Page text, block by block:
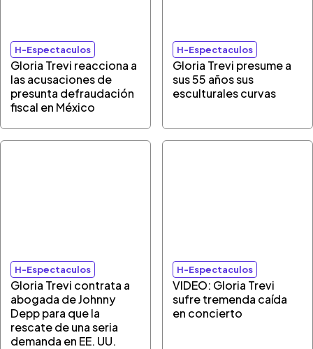
H-Espectaculos
Gloria Trevi reacciona a
las acusaciones de
presunta defraudación
fiscal en México
H-Espectaculos
Gloria Trevi presume a
sus 55 años sus
esculturales curvas
H-Espectaculos
Gloria Trevi contrata a
abogada de Johnny
Depp para que la
rescate de una seria
demanda en EE. UU.
H-Espectaculos
VIDEO: Gloria Trevi
sufre tremenda caída
en concierto